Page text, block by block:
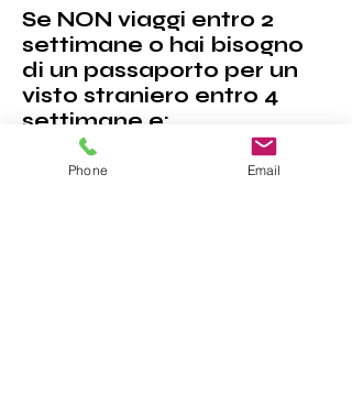
Se NON viaggi entro 2
settimane o hai bisogno
di un passaporto per un
visto straniero entro 4
settimane e:
Non hai ancora fatto domanda,
Phone Email